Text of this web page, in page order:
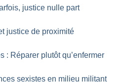
justice nulle part
justice de proximité
: Réparer plutôt qu’enfermer
sexistes en milieu militant